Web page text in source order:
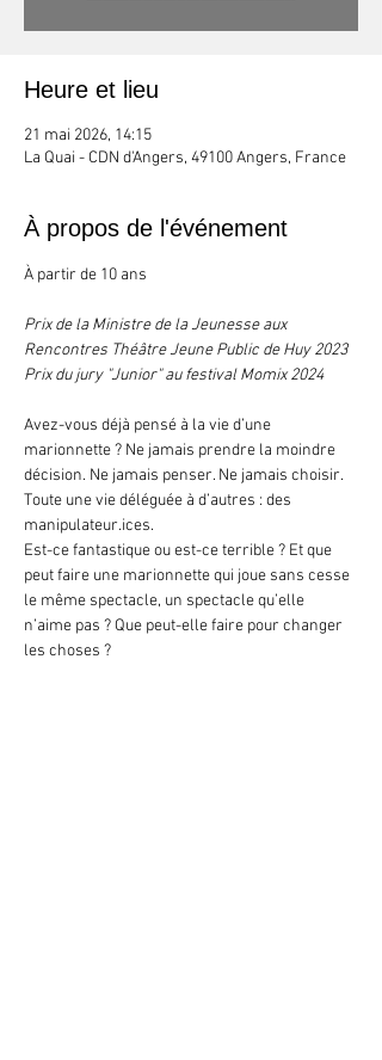
Heure et lieu
21 mai 2026, 14:15
La Quai - CDN d'Angers, 49100 Angers, France
À propos de l'événement
À partir de 10 ans
Prix de la Ministre de la Jeunesse aux
Rencontres Théâtre Jeune Public de Huy 2023
Prix du jury "Junior" au festival Momix 2024
Avez-vous déjà pensé à la vie d’une
marionnette ? Ne jamais prendre la moindre
décision. Ne jamais penser. Ne jamais choisir.
Toute une vie déléguée à d’autres : des
manipulateur.ices.
Est-ce fantastique ou est-ce terrible ? Et que
peut faire une marionnette qui joue sans cesse
le même spectacle, un spectacle qu’elle
n’aime pas ? Que peut-elle faire pour changer
les choses ?